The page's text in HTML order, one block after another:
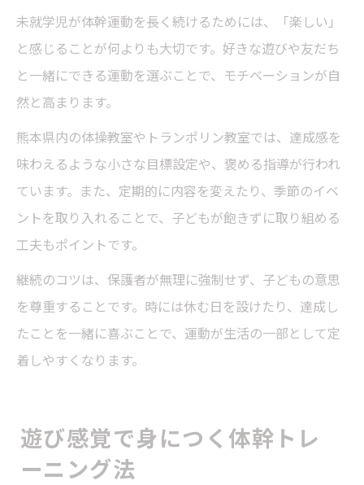
未就学児が体幹運動を長く続けるためには、「楽しい」
と感じることが何よりも大切です。好きな遊びや友だち
と一緒にできる運動を選ぶことで、モチベーションが自
然と高まります。
熊本県内の体操教室やトランポリン教室では、達成感を
味わえるような小さな目標設定や、褒める指導が行われ
ています。また、定期的に内容を変えたり、季節のイベ
ントを取り入れることで、子どもが飽きずに取り組める
工夫もポイントです。
継続のコツは、保護者が無理に強制せず、子どもの意思
を尊重することです。時には休む日を設けたり、達成し
たことを一緒に喜ぶことで、運動が生活の一部として定
着しやすくなります。
遊び感覚で身につく体幹トレ
ーニング法